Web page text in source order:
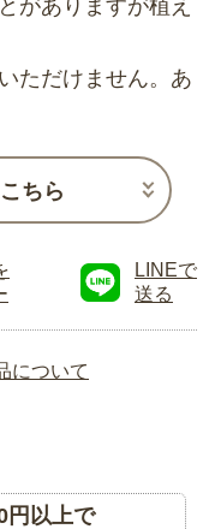
がありますが植え
ただけません。あ
ちら
LINEで
送る
について
円以上で